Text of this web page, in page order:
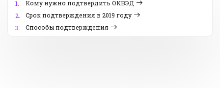
1.
Кому нужно подтвердить ОКВЭД
2.
Срок подтверждения в 2019 году
3.
Способы подтверждения